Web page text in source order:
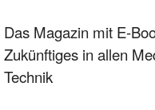
Das Magazin mit E-
Zukünftiges in allen
Technik